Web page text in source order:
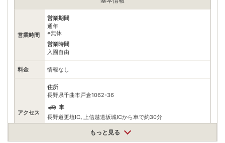
営業時間
営業期間
通年
※無休
営業時間
入園自由
料金 情報なし
アクセス
住所
長野県千曲市戸倉1062-36
車
長野道更埴IC､上信越道坂城ICから車で約30分
もっと見る